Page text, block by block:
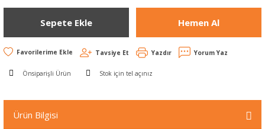
Sepete Ekle Hemen Al
Tavsiye Et Yazdır Yorum Yaz
Önsiparişli Ürün Stok için tel açınız
Ürün Bilgisi